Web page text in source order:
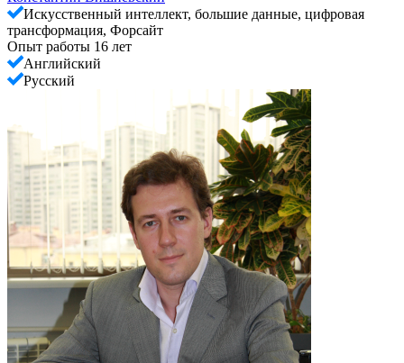
Искусственный интеллект, большие данные, цифровая
трансформация, Форсайт
Опыт работы 16 лет
Английский
Русский